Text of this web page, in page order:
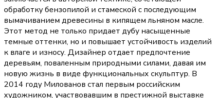
обработку бензопилой и стамеской с последующим
вымачиванием древесины в кипящем льняном масле.
Этот метод не только придает дубу насыщенные
темные оттенки, но и повышает устойчивость изделий
к влаге и износу. Дизайнер отдает предпочтение
деревьям, поваленным природными силами, давая им
новую жизнь в виде функциональных скульптур. В
2014 году Милованов стал первым российским
художником, участвовавшим в престижной выставке